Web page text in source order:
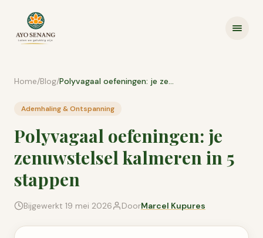
Home/Blog/ Polyvagaal oefeningen: je zenuwstelsel kalmeren in 5 stappen
Ademhaling & Ontspanning
Polyvagaal oefeningen: je
zenuwstelsel kalmeren in 5
stappen
Bijgewerkt 19 mei 2026 DoorMarcel Kupures